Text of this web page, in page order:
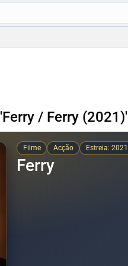
/ Ferry (2021)'
Filme Acção Estreia: 2021
Ferry